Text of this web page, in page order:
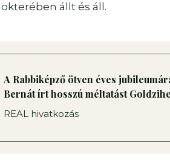
állt és áll.
A Rabbiképző ötven éves
Bernát írt hosszú méltatást
REAL hivatkozás